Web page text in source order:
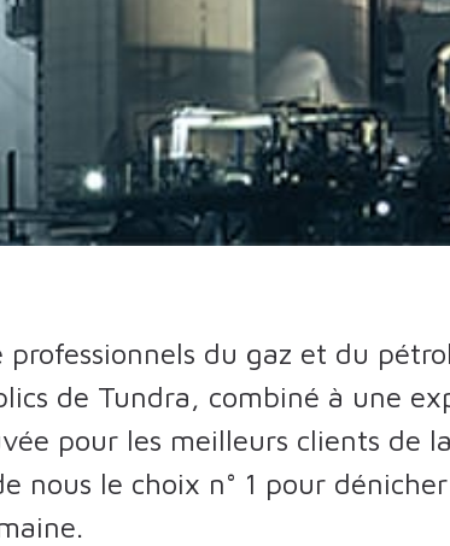
professionnels du gaz et du
de Tundra, combiné à une
pour les meilleurs clients de
nous le choix n° 1 pour